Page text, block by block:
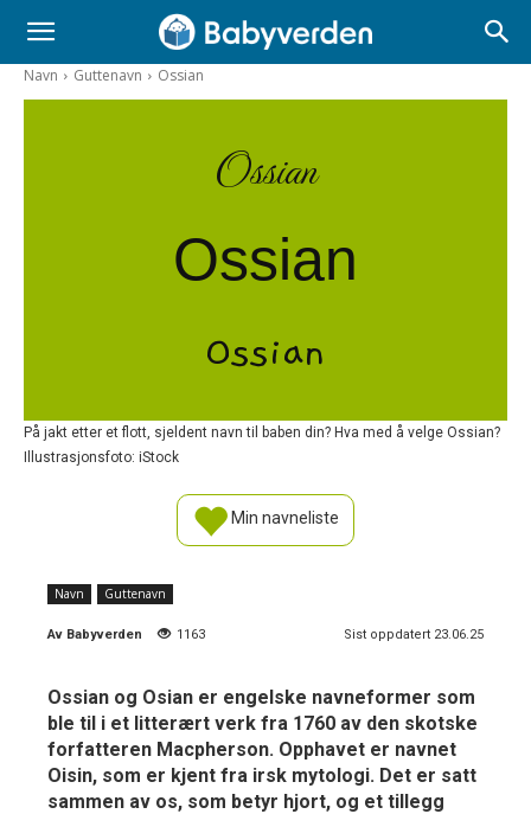
Navn Guttenavn Ossian
Ossian
Ossian
Ossian
På jakt etter et flott, sjeldent navn til baben din? Hva med å velge Ossian?
Illustrasjonsfoto: iStock
Min navneliste
Navn Guttenavn
Av Babyverden 1163 Sist oppdatert 23.06.25
Ossian og Osian er engelske navneformer som
ble til i et litterært verk fra 1760 av den skotske
forfatteren Macpherson. Opphavet er navnet
Oisin, som er kjent fra irsk mytologi. Det er satt
sammen av os, som betyr hjort, og et tillegg